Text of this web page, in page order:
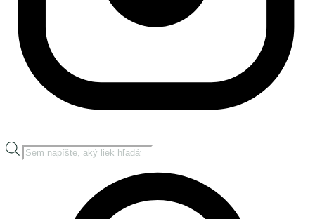
Products
search